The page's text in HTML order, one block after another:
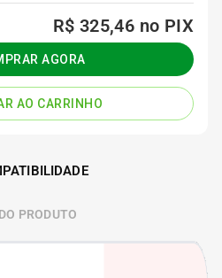
R$ 325,46 no PIX
AGORA
AO CARRINHO
PRODUTO